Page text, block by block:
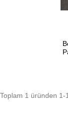
Toplam 1 üründen 1-